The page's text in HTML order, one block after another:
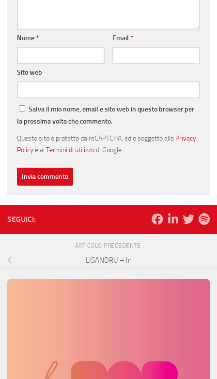
Nome* Email *
Sito web
Salva il mio nome, email e sito web in questo browser per
la prossima volta che commento.
Questo sito è protetto da reCAPTCHA, ed è soggetto alla Privacy
Policye ai Termini di utilizzodi Google.
SEGUICI:
ARTICOLO PRECEDENTE
LISANDRU – In